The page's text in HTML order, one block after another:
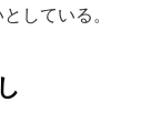
している。